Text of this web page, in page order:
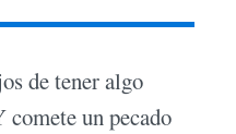
de tener algo
comete un pecado